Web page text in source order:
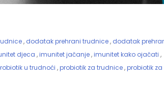
, dodatak prehrani trudnice , dodatak
djeca ,imunitet jačanje ,imunitet kako ojačati ,
u trudnoći ,probiotik za trudnice ,probiotik za